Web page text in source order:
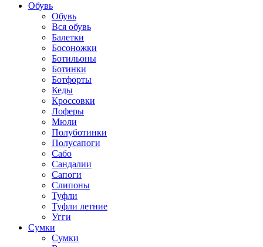
Обувь
Обувь
Вся обувь
Балетки
Босоножки
Ботильоны
Ботинки
Ботфорты
Кеды
Кроссовки
Лоферы
Мюли
Полуботинки
Полусапоги
Сабо
Сандалии
Сапоги
Слипоны
Туфли
Туфли летние
Угги
Сумки
Сумки